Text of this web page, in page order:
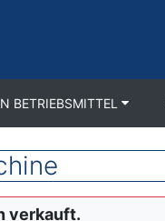
BETRIEBSMITTEL
verkauft.